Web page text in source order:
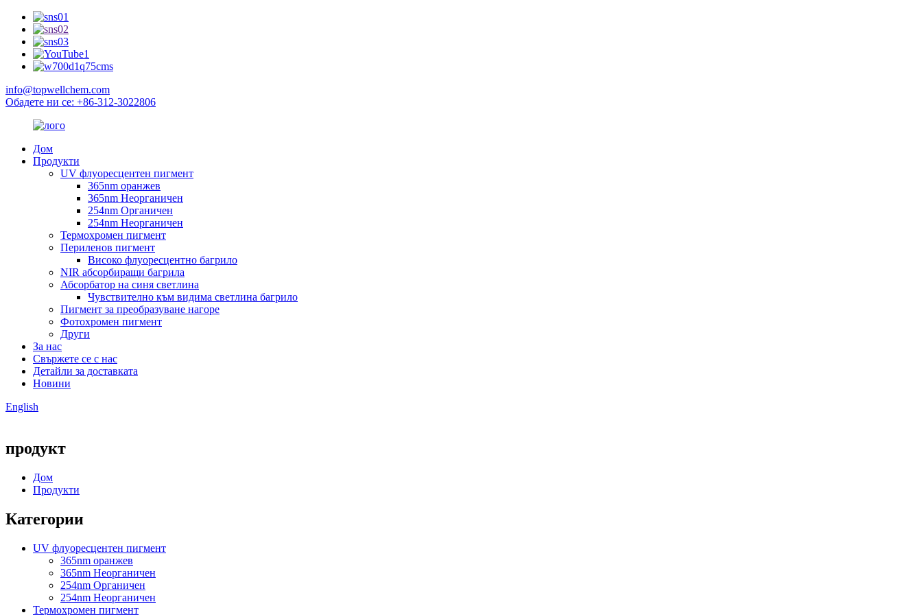
info@topwellchem.com
Обадете ни се: +86-312-3022806
Дом
Продукти
UV флуоресцентен пигмент
365nm оранжев
365nm Неорганичен
254nm Органичен
254nm Неорганичен
Термохромен пигмент
Периленов пигмент
Високо флуоресцентно багрило
NIR абсорбиращи багрила
Абсорбатор на синя светлина
Чувствително към видима светлина багрило
Пигмент за преобразуване нагоре
Фотохромен пигмент
Други
За нас
Свържете се с нас
Детайли за доставката
Новини
English
продукт
Дом
Продукти
Категории
UV флуоресцентен пигмент
365nm оранжев
365nm Неорганичен
254nm Органичен
254nm Неорганичен
Термохромен пигмент